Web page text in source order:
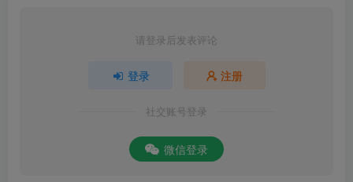
请登录后发表评论
登录 注册
社交账号登录
微信登录